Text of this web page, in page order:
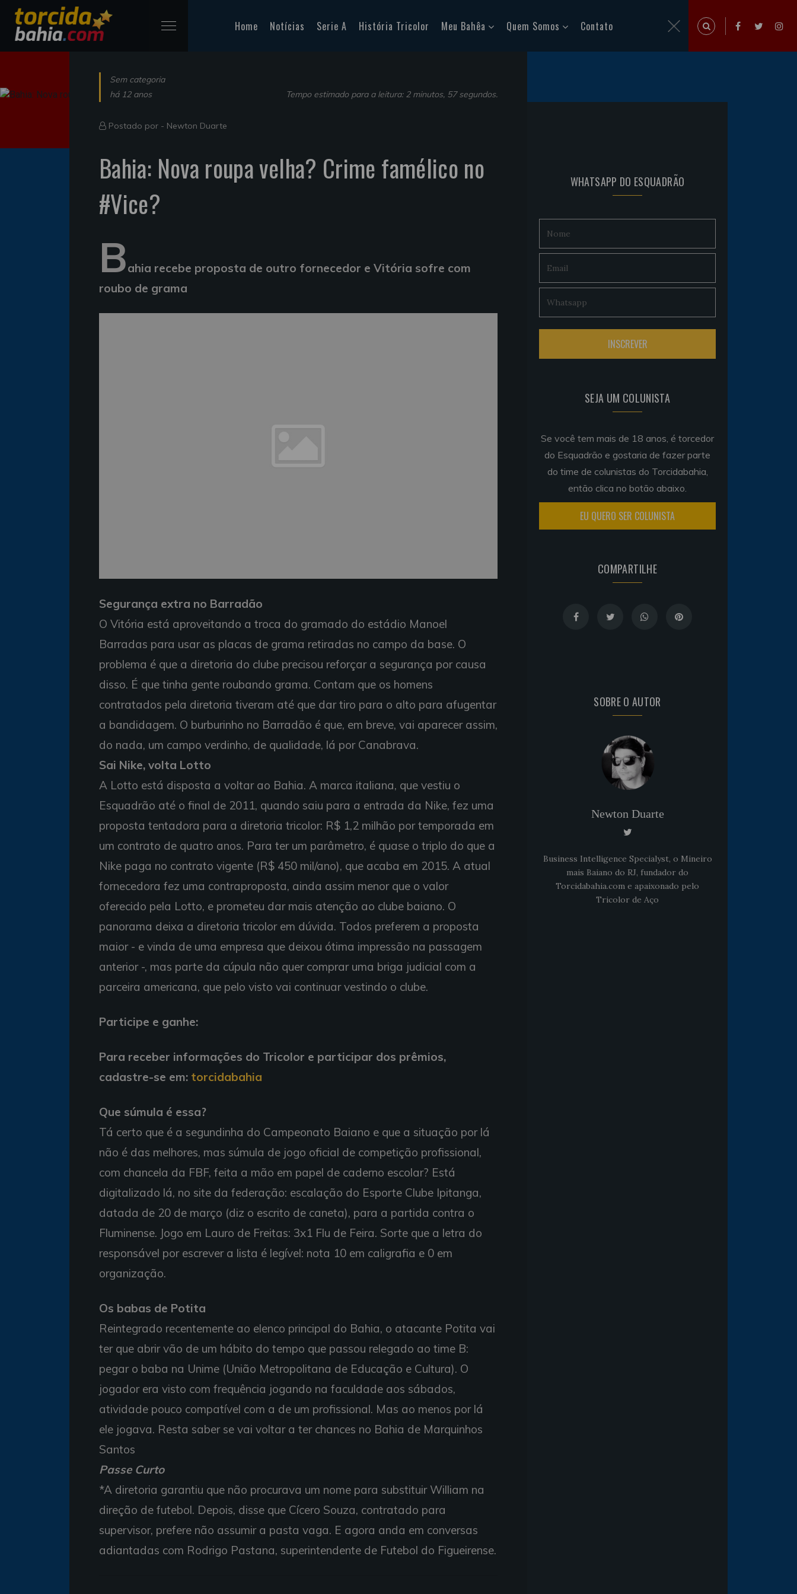
Home Notícias Serie A História Tricolor Meu Bahêa Quem Somos Contato
Sem categoria
há 12 anos
Tempo estimado para a leitura: 2 minutos, 57 segundos.
Postado por - Newton Duarte
Bahia: Nova roupa velha? Crime famélico no
#Vice?
Bahia recebe proposta de outro fornecedor e Vitória sofre com
roubo de grama
Segurança extra no Barradão
O Vitória está aproveitando a troca do gramado do estádio Manoel
Barradas para usar as placas de grama retiradas no campo da base. O
problema é que a diretoria do clube precisou reforçar a segurança por causa
disso. É que tinha gente roubando grama. Contam que os homens
contratados pela diretoria tiveram até que dar tiro para o alto para afugentar
a bandidagem. O burburinho no Barradão é que, em breve, vai aparecer assim,
do nada, um campo verdinho, de qualidade, lá por Canabrava.
Sai Nike, volta Lotto
A Lotto está disposta a voltar ao Bahia. A marca italiana, que vestiu o
Esquadrão até o final de 2011, quando saiu para a entrada da Nike, fez uma
proposta tentadora para a diretoria tricolor: R$ 1,2 milhão por temporada em
um contrato de quatro anos. Para ter um parâmetro, é quase o triplo do que a
Nike paga no contrato vigente (R$ 450 mil/ano), que acaba em 2015. A atual
fornecedora fez uma contraproposta, ainda assim menor que o valor
oferecido pela Lotto, e prometeu dar mais atenção ao clube baiano. O
panorama deixa a diretoria tricolor em dúvida. Todos preferem a proposta
maior - e vinda de uma empresa que deixou ótima impressão na passagem
anterior -, mas parte da cúpula não quer comprar uma briga judicial com a
parceira americana, que pelo visto vai continuar vestindo o clube.
Participe e ganhe:
Para receber informações do Tricolor e participar dos prêmios,
cadastre-se em: torcidabahia
Que súmula é essa?
Tá certo que é a segundinha do Campeonato Baiano e que a situação por lá
não é das melhores, mas súmula de jogo oficial de competição profissional,
com chancela da FBF, feita a mão em papel de caderno escolar? Está
digitalizado lá, no site da federação: escalação do Esporte Clube Ipitanga,
datada de 20 de março (diz o escrito de caneta), para a partida contra o
Fluminense. Jogo em Lauro de Freitas: 3x1 Flu de Feira. Sorte que a letra do
responsável por escrever a lista é legível: nota 10 em caligrafia e 0 em
organização.
Os babas de Potita
Reintegrado recentemente ao elenco principal do Bahia, o atacante Potita vai
ter que abrir vão de um hábito do tempo que passou relegado ao time B:
pegar o baba na Unime (União Metropolitana de Educação e Cultura). O
jogador era visto com frequência jogando na faculdade aos sábados,
atividade pouco compatível com a de um profissional. Mas ao menos por lá
ele jogava. Resta saber se vai voltar a ter chances no Bahia de Marquinhos
Santos
Passe Curto
*A diretoria garantiu que não procurava um nome para substituir William na
direção de futebol. Depois, disse que Cícero Souza, contratado para
supervisor, prefere não assumir a pasta vaga. E agora anda em conversas
adiantadas com Rodrigo Pastana, superintendente de Futebol do Figueirense.
WHATSAPP DO ESQUADRÃO
SEJA UM COLUNISTA
Se você tem mais de 18 anos, é torcedor
do Esquadrão e gostaria de fazer parte
do time de colunistas do Torcidabahia,
então clica no botão abaixo.
EU QUERO SER COLUNISTA
COMPARTILHE
SOBRE O AUTOR
Newton Duarte
Business Intelligence Specialyst, o Mineiro
mais Baiano do RJ, fundador do
Torcidabahia.com e apaixonado pelo
Tricolor de Aço